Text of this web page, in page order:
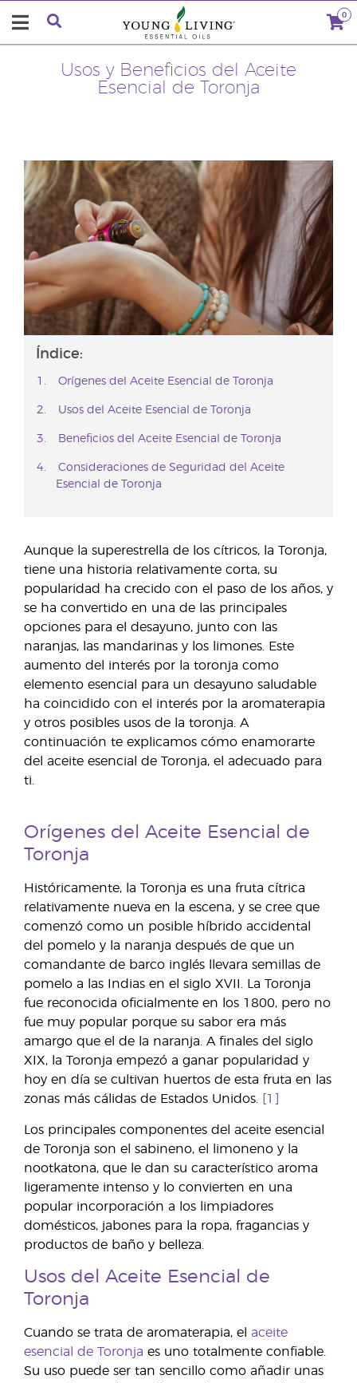
0
Usos y Beneficios del Aceite
Esencial de Toronja
Índice:
Orígenes del Aceite Esencial de Toronja
Usos del Aceite Esencial de Toronja
Beneficios del Aceite Esencial de Toronja
Consideraciones de Seguridad del Aceite
Esencial de Toronja
Aunque la superestrella de los cítricos, la Toronja,
tiene una historia relativamente corta, su
popularidad ha crecido con el paso de los años, y
se ha convertido en una de las principales
opciones para el desayuno, junto con las
naranjas, las mandarinas y los limones. Este
aumento del interés por la toronja como
elemento esencial para un desayuno saludable
ha coincidido con el interés por la aromaterapia
y otros posibles usos de la toronja. A
continuación te explicamos cómo enamorarte
del aceite esencial de Toronja, el adecuado para
ti.
Orígenes del Aceite Esencial de
Toronja
Históricamente, la Toronja es una fruta cítrica
relativamente nueva en la escena, y se cree que
comenzó como un posible híbrido accidental
del pomelo y la naranja después de que un
comandante de barco inglés llevara semillas de
pomelo a las Indias en el siglo XVII. La Toronja
fue reconocida oficialmente en los 1800, pero no
fue muy popular porque su sabor era más
amargo que el de la naranja. A finales del siglo
XIX, la Toronja empezó a ganar popularidad y
hoy en día se cultivan huertos de esta fruta en las
zonas más cálidas de Estados Unidos.
[1]
Los principales componentes del aceite esencial
de Toronja son el sabineno, el limoneno y la
nootkatona, que le dan su característico aroma
ligeramente intenso y lo convierten en una
popular incorporación a los limpiadores
domésticos, jabones para la ropa, fragancias y
productos de baño y belleza.
Usos del Aceite Esencial de
Toronja
Cuando se trata de aromaterapia, el aceite
esencial de Toronja es uno totalmente confiable.
Su uso puede ser tan sencillo como añadir unas